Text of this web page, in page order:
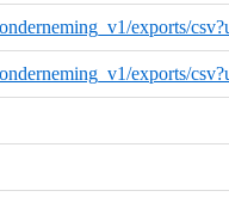
exports/
exports/